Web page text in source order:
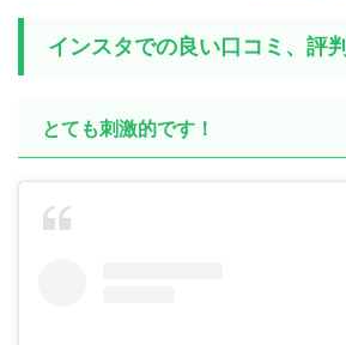
インスタでの良い口コミ、評判
とても刺激的です！